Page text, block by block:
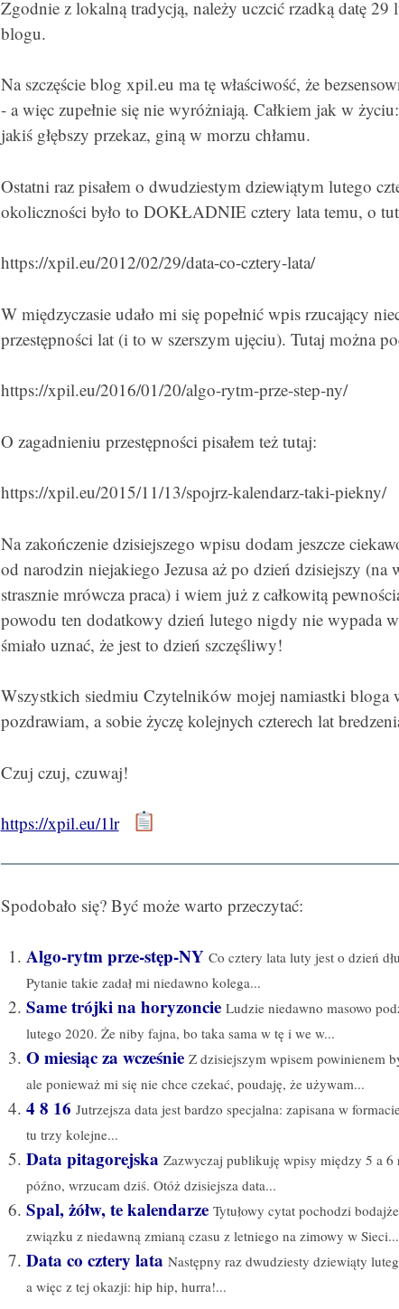
Zgodnie z lokalną tradycją, należy uczcić rzadką datę 29
blogu.
Na szczęście blog xpil.eu ma tę właściwość, że
- a więc zupełnie się nie wyróżniają. Całkiem jak w
jakiś głębszy przekaz, giną w morzu chłamu.
Ostatni raz pisałem o dwudziestym dziewiątym lutego
okoliczności było to DOKŁADNIE cztery lata temu, o
https://xpil.eu/2012/02/29/data-co-cztery-lata/
W międzyczasie udało mi się popełnić wpis rzucający
przestępności lat (i to w szerszym ujęciu). Tutaj można
https://xpil.eu/2016/01/20/algo-rytm-prze-step-ny/
O zagadnieniu przestępności pisałem też tutaj:
https://xpil.eu/2015/11/13/spojrz-kalendarz-taki-piekny/
Na zakończenie dzisiejszego wpisu dodam jeszcze
od narodzin niejakiego Jezusa aż po dzień dzisiejszy
strasznie mrówcza praca) i wiem już z całkowitą
powodu ten dodatkowy dzień lutego nigdy nie wypada
śmiało uznać, że jest to dzień szczęśliwy!
Wszystkich siedmiu Czytelników mojej namiastki bloga
pozdrawiam, a sobie życzę kolejnych czterech lat
Czuj czuj, czuwaj!
https://xpil.eu/1lr
Spodobało się? Być może warto przeczytać:
Algo-rytm prze-stęp-NY Co cztery lata luty jest o dzień
Pytanie takie zadał mi niedawno kolega...
Same trójki na horyzoncie Ludzie niedawno masowo
lutego 2020. Że niby fajna, bo taka sama w tę i we w...
O miesiąc za wcześnie Z dzisiejszym wpisem powinienem
ale ponieważ mi się nie chce czekać, poudaję, że używam...
4 8 16 Jutrzejsza data jest bardzo specjalna: zapisana w
tu trzy kolejne...
Data pitagorejska Zazwyczaj publikuję wpisy między 5 a
późno, wrzucam dziś. Otóż dzisiejsza data...
Spal, żółw, te kalendarze Tytułowy cytat pochodzi
związku z niedawną zmianą czasu z letniego na zimowy w Sieci...
Data co cztery lata Następny raz dwudziesty dziewiąty
a więc z tej okazji: hip hip, hurra!...